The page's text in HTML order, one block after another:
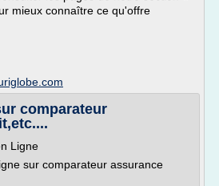
mieux connaître ce qu'offre
comparateur
Ligne
sur comparateur assurance